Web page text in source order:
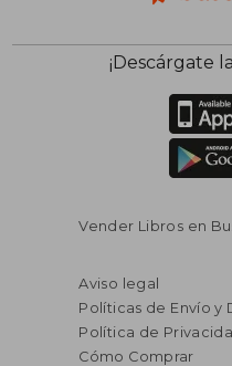
¡Descárgate
Vender Libros en
Aviso legal
Políticas de Envío y
Política de
Cómo Comprar